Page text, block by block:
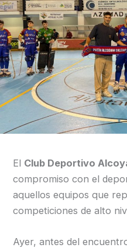
El Club Deportivo
compromiso con el
aquellos equipos que
competiciones de alto
Ayer, antes del